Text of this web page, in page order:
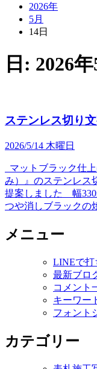
2026年
5月
14日
日: 2026
ステンレス切り
2026/5/14 木曜日
マットブラック仕
み）』のステンレス
提案しました 幅
つや消しブラック
メニュー
LINEで打
最新ブロ
コメント
キーワー
フォント
カテゴリー